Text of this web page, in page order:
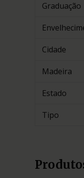
Graduação
Cidade
Madeira
Estado
Tipo